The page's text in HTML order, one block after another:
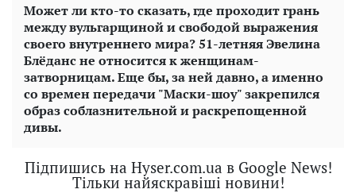
Может ли кто-то сказать, где проходит грань
между вульгарщиной и свободой выражения
своего внутреннего мира? 51-летняя Эвелина
Блёданс не относится к женщинам-
затворницам. Еще бы, за ней давно, а именно
со времен передачи "Маски-шоу" закрепился
образ соблазнительной и раскрепощенной
дивы.
Підпишись на Hyser.com.ua в Google News!
Тільки найяскравіші новини!